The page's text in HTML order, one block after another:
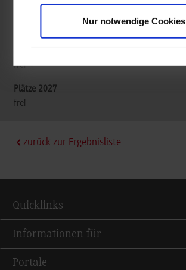
Nur notwendige Cookies
frei
frei
zurück zur Ergebnisliste
Quicklinks
Informationen für
Portale